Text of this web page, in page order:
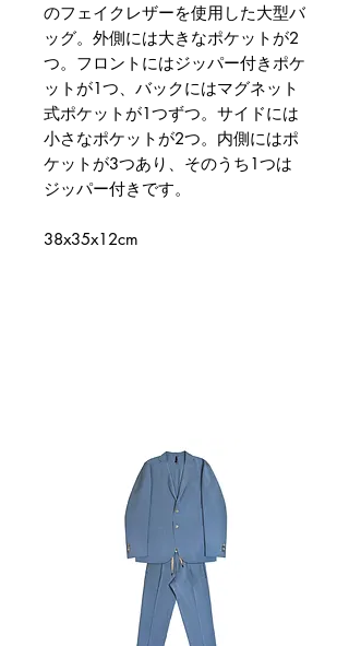
のフェイクレザーを使用した大型バ
ッグ。外側には大きなポケットが2
つ。フロントにはジッパー付きポケ
ットが1つ、バックにはマグネット
式ポケットが1つずつ。サイドには
小さなポケットが2つ。内側にはポ
ケットが3つあり、そのうち1つは
ジッパー付きです。
38x35x12cm